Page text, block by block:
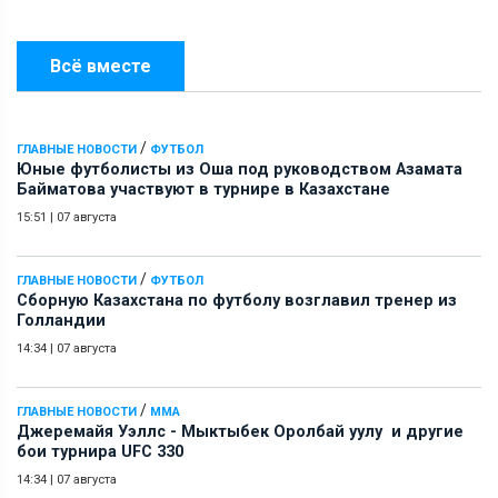
Всё вместе
ГЛАВНЫЕ НОВОСТИ / ФУТБОЛ
Юные футболисты из Оша под руководством Азамата
Байматова участвуют в турнире в Казахстане
15:51 | 07 августа
ГЛАВНЫЕ НОВОСТИ / ФУТБОЛ
Сборную Казахстана по футболу возглавил тренер из
Голландии
14:34 | 07 августа
ГЛАВНЫЕ НОВОСТИ / ММА
Джеремайя Уэллс - Мыктыбек Оролбай уулу и другие
бои турнира UFC 330
14:34 | 07 августа